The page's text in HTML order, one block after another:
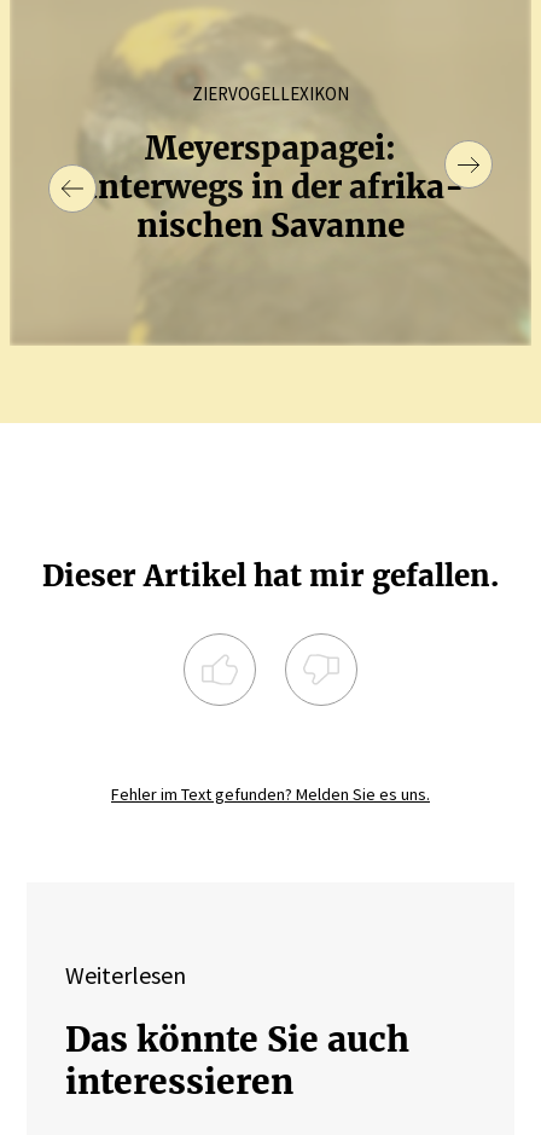
ZIERVOGELLEXIKON
Meyerspa­pagei:
unterwegs in der afrika­
ni­schen Savanne
Dieser Artikel hat mir gefallen.
Fehler im Text gefunden? Melden Sie es uns.
Weiterlesen
Das könnte Sie auch
interessieren